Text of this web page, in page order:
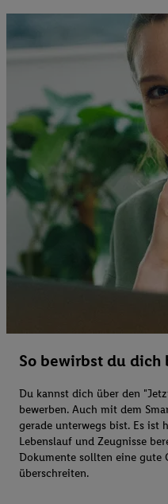
So bewirbst du dich
Du kannst dich über den
bewerben. Auch mit dem
gerade unterwegs bist. Es ist
Lebenslauf und Zeugnisse
Dokumente sollten eine
überschreiten.